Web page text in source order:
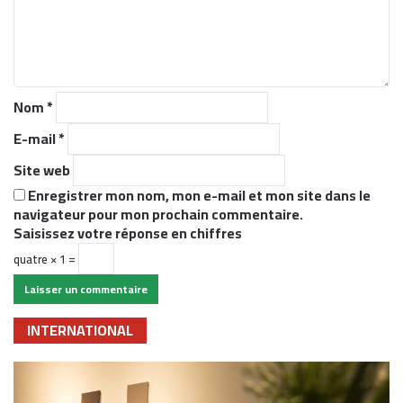
r
e
*
Nom*
E-mail*
Site web
Enregistrer mon nom, mon e-mail et mon site dans le
navigateur pour mon prochain commentaire.
Saisissez votre réponse en chiffres
quatre × 1 =
INTERNATIONAL